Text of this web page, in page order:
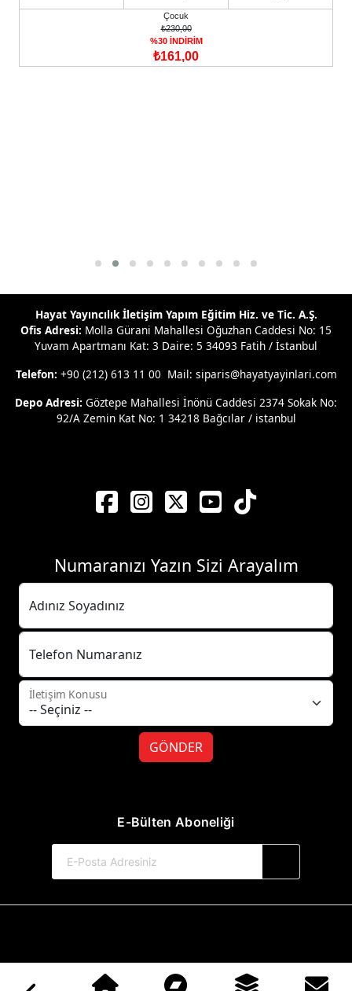
Çocuk
₺230,00
%30 İNDİRİM
₺161,00
Hayat Yayıncılık İletişim Yapım Eğitim Hiz. ve Tic. A.Ş.
Ofis Adresi: Molla Gürani Mahallesi Oğuzhan Caddesi No: 15
Yuvam Apartmanı Kat: 3 Daire: 5 34093 Fatih / İstanbul
Telefon: +90 (212) 613 11 00 Mail: siparis@hayatyayinlari.com
Depo Adresi: Göztepe Mahallesi İnönü Caddesi 2374 Sokak No:
92/A Zemin Kat No: 1 34218 Bağcılar / istanbul
Numaranızı Yazın Sizi Arayalım
Adınız Soyadınız
Telefon Numaranız
İletişim Konusu
GÖNDER
E-Bülten Aboneliği